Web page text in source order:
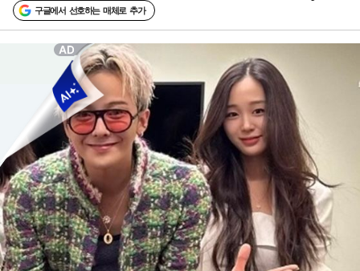
구글에서 선호하는 매체로 추가